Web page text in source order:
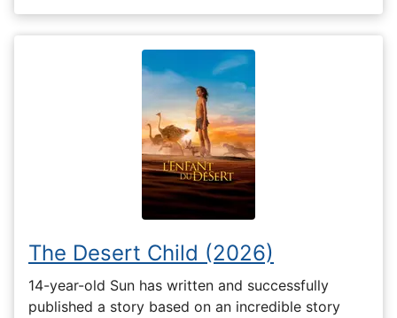
The Desert Child (2026)
14-year-old Sun has written and successfully
published a story based on an incredible story